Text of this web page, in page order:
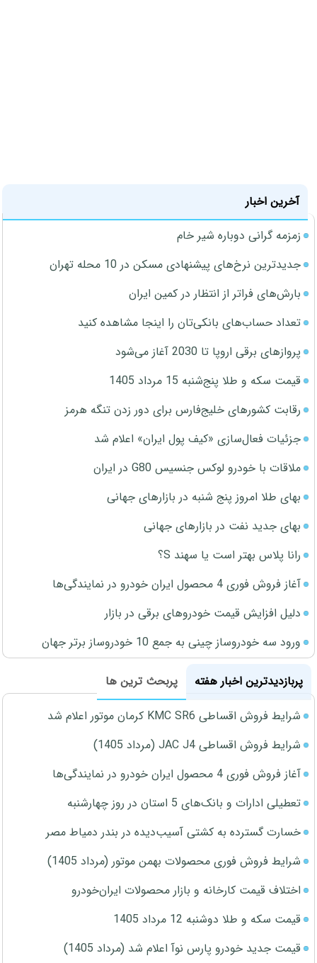
آخرین اخبار
زمزمه گرانی دوباره شیر خام
جدیدترین نرخ‌های پیشنهادی مسکن در 10 محله تهران
بارش‌های فراتر از انتظار در کمین ایران
تعداد حساب‌های بانکی‌تان را اینجا مشاهده کنید
پروازهای برقی اروپا تا 2030 آغاز می‌شود
قیمت سکه و طلا پنج‌شنبه 15 مرداد 1405
رقابت کشورهای خلیج‌فارس برای دور زدن تنگه هرمز
جزئیات فعال‌سازی «کیف پول ایران» اعلام شد
ملاقات با خودرو لوکس جنسیس G80 در ایران
بهای طلا امروز پنج شنبه در بازارهای جهانی
بهای جدید نفت در بازارهای جهانی
رانا پلاس بهتر است یا سهند S؟
آغاز فروش فوری 4 محصول ایران خودرو در نمایندگی‌ها
دلیل افزایش قیمت خودروهای برقی در بازار
ورود سه خودروساز چینی به جمع 10 خودروساز برتر جهان
پربازدیدترین اخبار هفته
پربحث ترین ها
شرایط فروش اقساطی KMC SR6 کرمان موتور اعلام شد
شرایط فروش اقساطی JAC J4 (مرداد 1405)
آغاز فروش فوری 4 محصول ایران خودرو در نمایندگی‌ها
تعطیلی ادارات و بانک‌های 5 استان در روز چهارشنبه
خسارت گسترده به کشتی آسیب‌دیده در بندر دمیاط مصر
شرایط فروش فوری محصولات بهمن موتور (مرداد 1405)
اختلاف قیمت کارخانه و بازار محصولات ایران‌خودرو
قیمت سکه و طلا دوشنبه 12 مرداد 1405
قیمت جدید خودرو پارس نوآ اعلام شد (مرداد 1405)